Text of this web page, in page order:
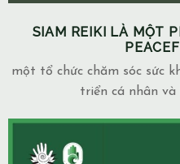
SIAM REIKI LÀ MỘT
một tổ chức chăm sóc sức
triển cá nhân